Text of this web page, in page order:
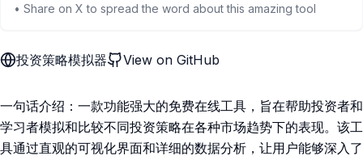
• Share on X to spread the word about this amazing tool
投资策略模拟器 View on GitHub
一句话介绍：一款功能强大的免费在线工具，旨在帮助投资者和
学习者模拟和比较不同投资策略在各种市场趋势下的表现。该工
具通过直观的可视化界面和详细的数据分析，让用户能够深入了